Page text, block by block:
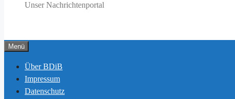
Unser Nachrichtenportal
Menü
Über BDiB
Impressum
Datenschutz